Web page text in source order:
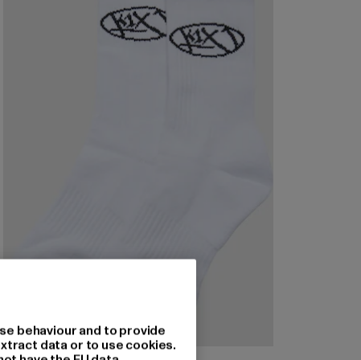
behaviour and to provide
data or to use cookies.